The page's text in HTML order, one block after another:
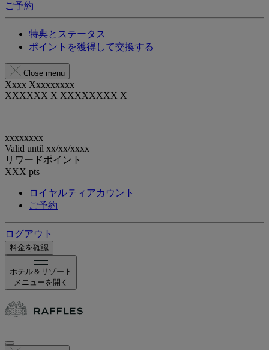
ご予約
特典とステータス
ポイントを獲得して交換する
Close menu
Xxxx Xxxxxxxxx
XXXXXX X XXXXXXXX X
xxxxxxxx
Valid until xx/xx/xxxx
リワードポイント
XXX pts
ロイヤルティアカウント
ご予約
ログアウト
料金を確認
ホテル＆リゾート
メニューを開く